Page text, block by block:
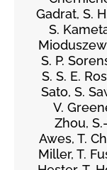
Gadrat, S.
S.
S. P.
S. S. E.
Sato, S.
V.
Zhou,
Awes, T.
Miller, T.